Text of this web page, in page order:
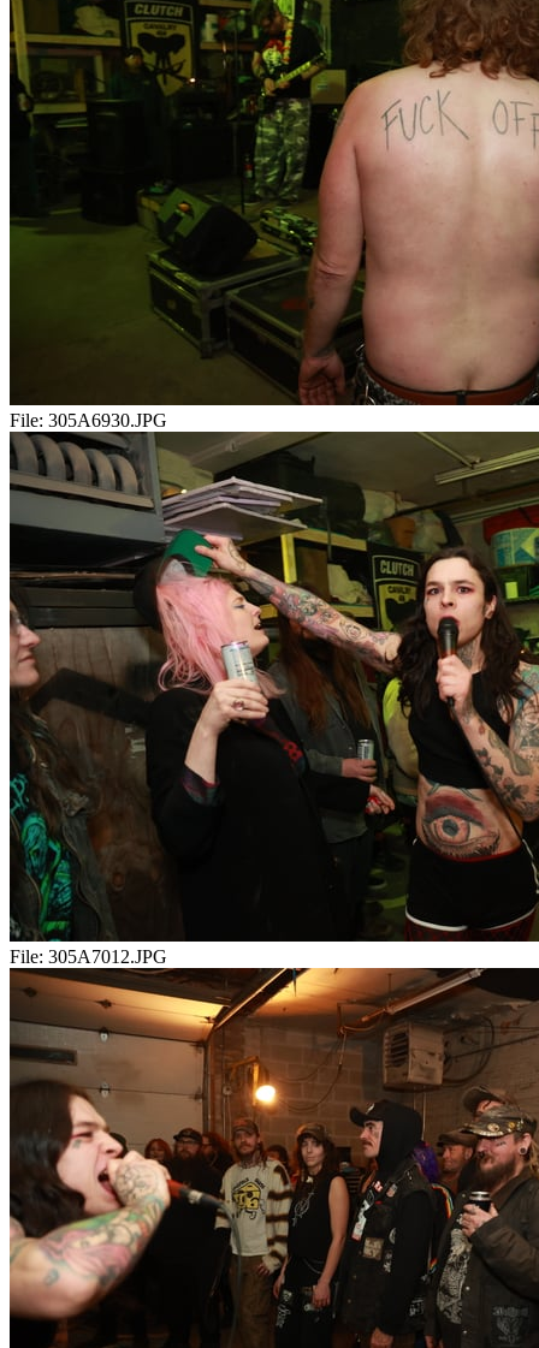
File: 305A6930.JPG
File: 305A7012.JPG